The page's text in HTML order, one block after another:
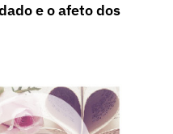
e o afeto dos